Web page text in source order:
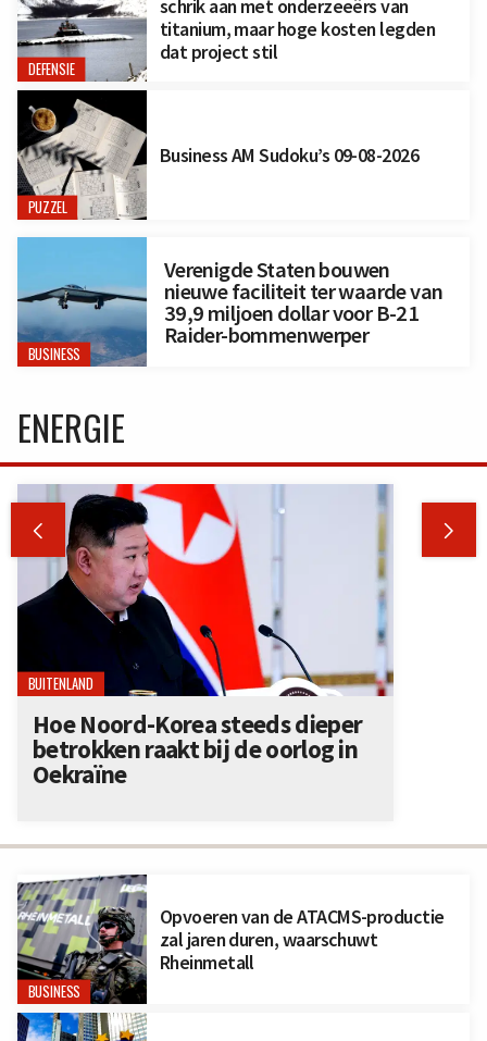
DEFENSIE
schrik aan met onderzeeërs van
titanium, maar hoge kosten legden
dat project stil
PUZZEL
Business AM Sudoku’s 09-08-2026
BUSINESS
Verenigde Staten bouwen
nieuwe faciliteit ter waarde van
39,9 miljoen dollar voor B-21
Raider-bommenwerper
BUSINESS
Opvoeren van de ATACMS-productie
zal jaren duren, waarschuwt
Rheinmetall
ENERGIE
 
BUITENLAND
Hoe Noord-Korea steeds dieper
betrokken raakt bij de oorlog in
Oekraïne